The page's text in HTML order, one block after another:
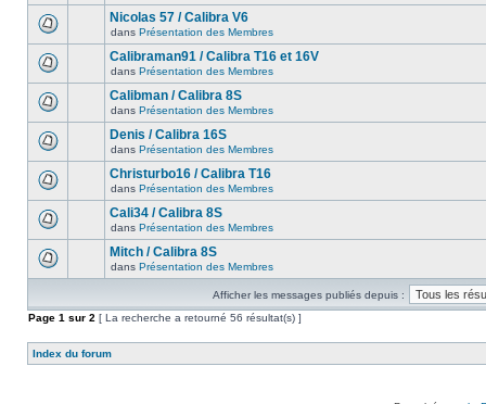
Nicolas 57 / Calibra V6
dans Présentation des Membres
Calibraman91 / Calibra T16 et 16V
dans Présentation des Membres
Calibman / Calibra 8S
dans Présentation des Membres
Denis / Calibra 16S
dans Présentation des Membres
Christurbo16 / Calibra T16
dans Présentation des Membres
Cali34 / Calibra 8S
dans Présentation des Membres
Mitch / Calibra 8S
dans Présentation des Membres
Afficher les messages publiés depuis :
Page 1 sur 2 [ La recherche a retourné 56 résultat(s) ]
Index du forum